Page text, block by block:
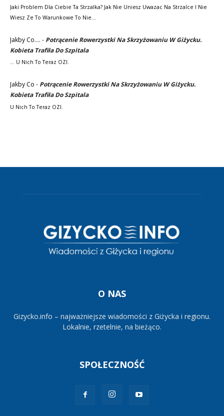
Jaki Problem Dla Ciebie Ta Strzalka? Jak Nie Uniesz Uwazac Na Strzalce I Nie
Wiesz Ze To Warunkowe To Nie…
Jakby Co.... - Potrącenie Rowerzystki Na Skrzyżowaniu W Giżycku.
Kobieta Trafiła Do Szpitala
... U Nich To Teraz OZI.
Jakby Co - Potrącenie Rowerzystki Na Skrzyżowaniu W Giżycku.
Kobieta Trafiła Do Szpitala
U Nich To Teraz OZI.
O NAS
Gizycko.info – najważniejsze wiadomości z Giżycka i regionu.
Lokalnie, rzetelnie, na bieżąco.
SPOŁECZNOŚĆ